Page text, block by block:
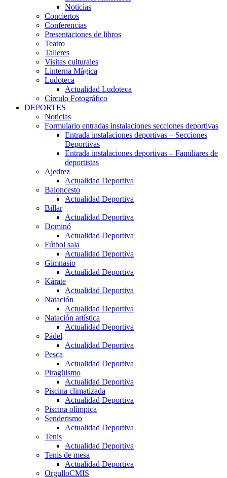
Noticias
Conciertos
Conferencias
Presentaciones de libros
Teatro
Talleres
Visitas culturales
Linterna Mágica
Ludoteca
Actualidad Ludoteca
Círculo Fotográfico
DEPORTES
Noticias
Formulario entradas instalaciones secciones deportivas
Entrada instalaciones deportivas – Secciones
Deportivas
Entrada instalaciones deportivas – Familiares de
deportistas
Ajedrez
Actualidad Deportiva
Baloncesto
Actualidad Deportiva
Billar
Actualidad Deportiva
Dominó
Actualidad Deportiva
Fútbol sala
Actualidad Deportiva
Gimnasio
Actualidad Deportiva
Kárate
Actualidad Deportiva
Natación
Actualidad Deportiva
Natación artística
Actualidad Deportiva
Pádel
Actualidad Deportiva
Pesca
Actualidad Deportiva
Piragüismo
Actualidad Deportiva
Piscina climatizada
Actualidad Deportiva
Piscina olímpica
Senderismo
Actualidad Deportiva
Tenis
Actualidad Deportiva
Tenis de mesa
Actualidad Deportiva
OrgulloCMIS